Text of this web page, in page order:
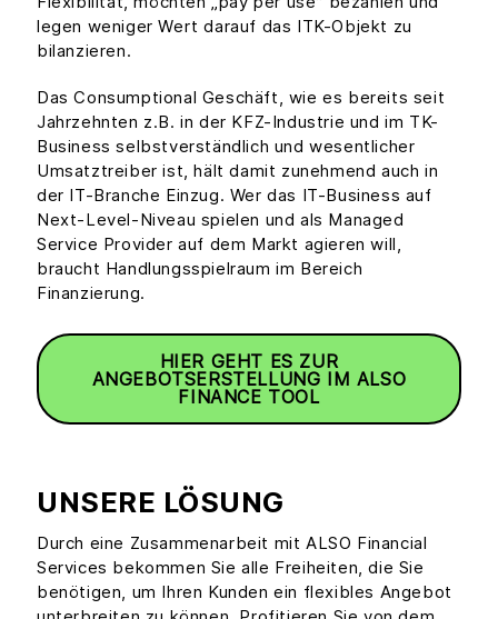
legen weniger Wert darauf das ITK-Objekt zu
bilanzieren.
Das Consumptional Geschäft, wie es bereits seit
Jahrzehnten z.B. in der KFZ-Industrie und im TK-
Business selbstverständlich und wesentlicher
Umsatztreiber ist, hält damit zunehmend auch in
der IT-Branche Einzug. Wer das IT-Business auf
Next-Level-Niveau spielen und als Managed
Service Provider auf dem Markt agieren will,
braucht Handlungsspielraum im Bereich
Finanzierung.
HIER GEHT ES ZUR
ANGEBOTSERSTELLUNG IM ALSO
FINANCE TOOL
UNSERE LÖSUNG
Durch eine Zusammenarbeit mit ALSO Financial
Services bekommen Sie alle Freiheiten, die Sie
benötigen, um Ihren Kunden ein flexibles Angebot